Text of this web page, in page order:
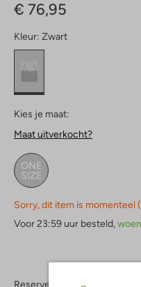
€ 76,95
Kleur: Zwart
Kies je maat:
Maat uitverkocht?
ONE
SIZE
Sorry, dit item is momenteel
Voor 23:59 uur besteld,
Reserveer direct in een van